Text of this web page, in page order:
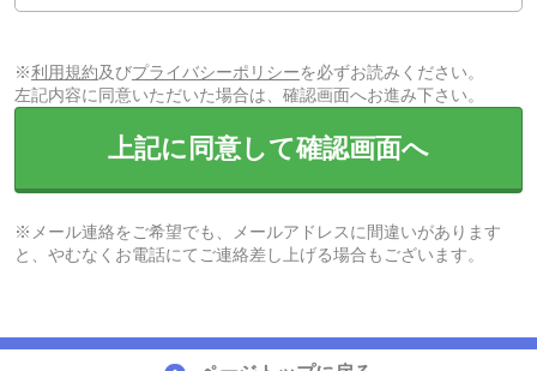
※利用規約及びプライバシーポリシーを必ずお読みください。
左記内容に同意いただいた場合は、確認画面へお進み下さい。
上記に同意して確認画面へ
※メール連絡をご希望でも、メールアドレスに間違いがあります
と、やむなくお電話にてご連絡差し上げる場合もございます。